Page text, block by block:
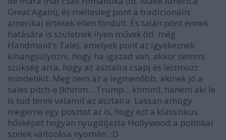
Great Again), és mellesleg pont a tradicionális
amerikai értékek ellen fordult. És talán pont ennek
hatására is születnek ilyen művek (ld. még
Handmaid's Tale), amelyek pont az igyekeznek
kihangsúlyozni, hogy ha igazad van, akkor semmi
szükség arra, hogy az asztalra csapj és leizmozz
mindenkit. Meg nem az a legmenőbb, akinek jó a
sales pitch-e (khmm... Trump... khmm), hanem aki le
is tud tenni valamit az asztalra. Lassan amúgy
megérne egy posztot az is, hogy ezt a klasszikus
hősképet hogyan nyugdíjazta Hollywood a politikai
szelek változása nyomán. :D